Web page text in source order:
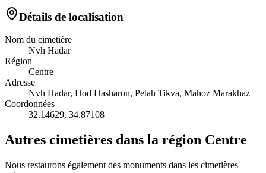
Détails de localisation
Nom du cimetière
Nvh Hadar
Région
Centre
Adresse
Nvh Hadar, Hod Hasharon, Petah Tikva, Mahoz Marakhaz
Coordonnées
32.14629, 34.87108
Autres cimetières dans la région Centre
Nous restaurons également des monuments dans les cimetières